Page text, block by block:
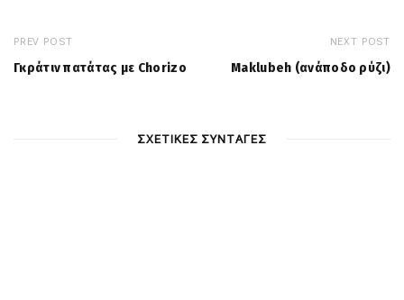
PREV POST
Γκράτιν πατάτας με Chorizo
NEXT POST
Maklubeh (ανάποδο ρύζι)
ΣΧΕΤΙΚΕΣ ΣΥΝΤΑΓΕΣ